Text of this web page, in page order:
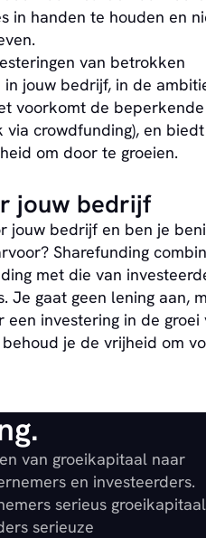
in handen te houden en
van betrokken
in jouw bedrijf, in de
voorkomt de beperkende
via crowdfunding), en
om door te groeien.
jouw bedrijf
jouw bedrijf en ben je
Sharefunding
met die van
Je gaat geen lening aan,
investering in de groei
je de vrijheid om
van groeikapitaal naar
en investeerders.
serieus groeikapitaal
serieuze